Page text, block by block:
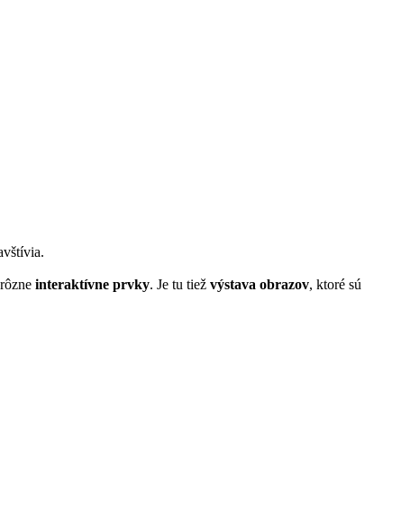
interaktívne prvky. Je tu tiež výstava obrazov, ktoré sú